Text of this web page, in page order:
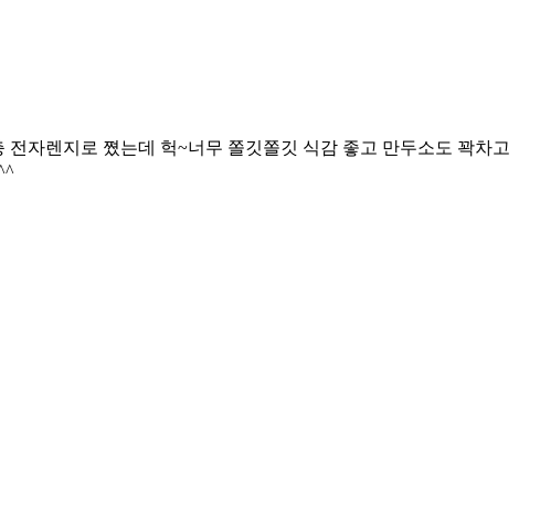
자렌지로 쪘는데 헉~너무 쫄깃쫄깃 식감 좋고 만두소도 꽉차고